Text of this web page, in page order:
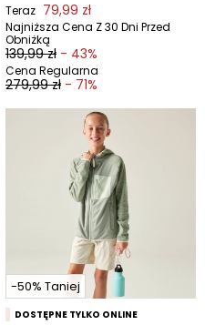
Teraz 79,99 zł
Najniższa Cena Z 30 Dni Przed
Obniżką
139,99 zł - 43%
Cena Regularna
279,99 zł - 71%
-50% Taniej
DOSTĘPNE TYLKO ONLINE